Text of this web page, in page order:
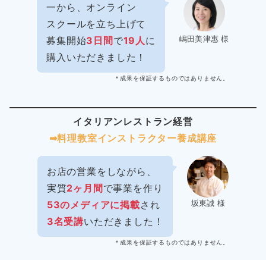
嶋田美津惠 様
一から、オンライン
スクールを立ち上げて
募集開始3日間で19人 に
購入いただきました！
＊成果を保証するものではありません。
イタリアンレストラン経営
➡︎料理教室インストラクター養成講座
坂東誠 様
お店の営業をしながら、
実質2ヶ月間で事業を作り
53のメディアに掲載され
3名受講いただきました！
＊成果を保証するものではありません。